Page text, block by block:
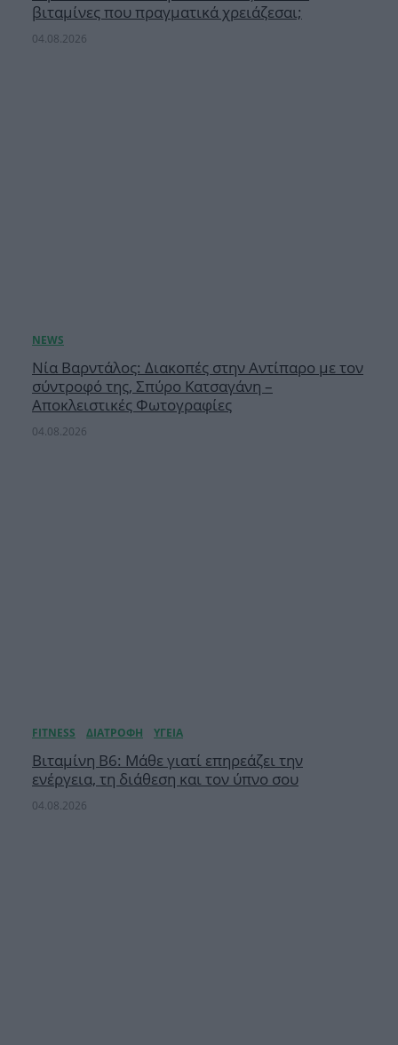
βιταμίνες που πραγματικά χρειάζεσαι;
04.08.2026
Νία Βαρντάλος: Διακοπές στην Αντίπαρο με τον
σύντροφό της, Σπύρο Κατσαγάνη –
Αποκλειστικές Φωτογραφίες
04.08.2026
Βιταμίνη B6: Μάθε γιατί επηρεάζει την
ενέργεια, τη διάθεση και τον ύπνο σου
04.08.2026